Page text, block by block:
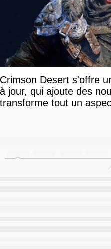
Crimson Desert s'offre
à jour, qui ajoute des
transforme tout un